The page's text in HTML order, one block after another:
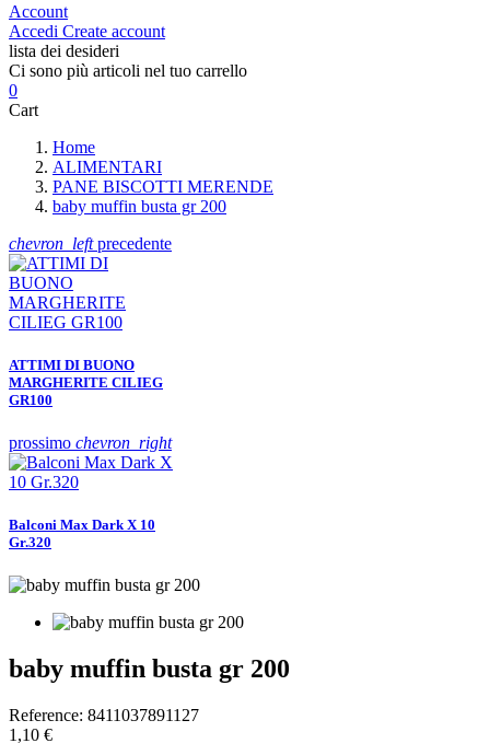
Account
Accedi Create account
lista dei desideri
Ci sono più articoli nel tuo carrello
0
Cart
Home
ALIMENTARI
PANE BISCOTTI MERENDE
baby muffin busta gr 200
chevron_leftprecedente
ATTIMI DI BUONO
MARGHERITE CILIEG
GR100
prossimo chevron_right
Balconi Max Dark X 10
Gr.320
baby muffin busta gr 200
Reference: 8411037891127
1,10 €